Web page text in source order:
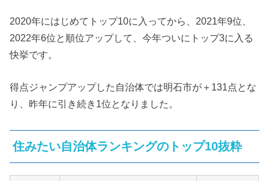
2020年にはじめてトップ10に入ってから、2021年9位、
2022年6位と順位アップして、今年ついにトップ3に入る
快挙です。
得点ジャンプアップした自治体では明石市が＋131点とな
り、昨年に引き続き1位となりました。
住みたい自治体ランキングのトップ10抜粋